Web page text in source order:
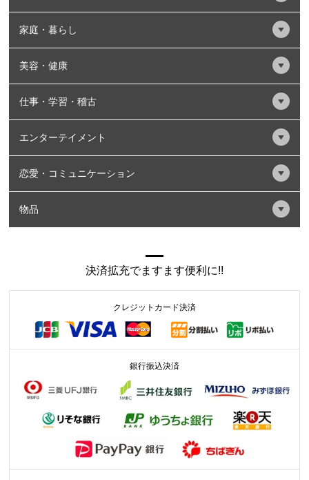
家庭・暮らし
美容・健康
仕事・学習・稽古
エンターテイメント
恋愛・コミュニケーション
物品
決済拡充でますます便利に!!
クレジットカード決済
銀行振込決済